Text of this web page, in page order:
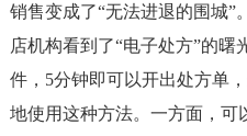
销售变成了“无法进退的围城”
店机构看到了“电子处方”的
件， 5分钟即可以开出处方单
地使用这种方法。一方面，可